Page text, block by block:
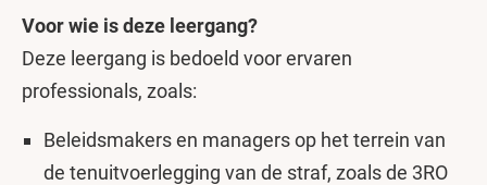
Voor wie is deze leergang?
Deze leergang is bedoeld voor ervaren
professionals, zoals:
Beleidsmakers en managers op het terrein van
de tenuitvoerlegging van de straf, zoals de 3RO